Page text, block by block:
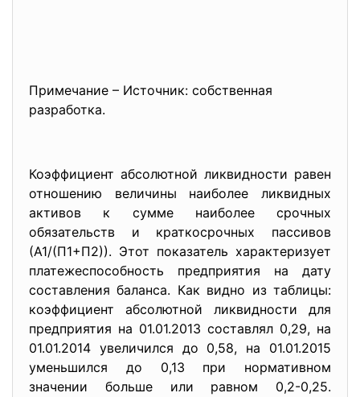
Примечание – Источник: собственная
разработка.
Коэффициент абсолютной ликвидности равен
отношению величины наиболее ликвидных
активов к сумме наиболее срочных
обязательств и краткосрочных пассивов
(А1/(П1+П2)). Этот показатель характеризует
платежеспособность предприятия на дату
составления баланса. Как видно из таблицы:
коэффициент абсолютной ликвидности для
предприятия на 01.01.2013 составлял 0,29, на
01.01.2014 увеличился до 0,58, на 01.01.2015
уменьшился до 0,13 при нормативном
значении больше или равном 0,2-0,25.